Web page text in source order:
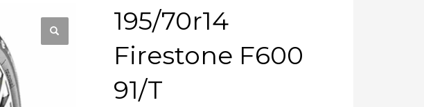
195/70r14
Firestone F600
91/T